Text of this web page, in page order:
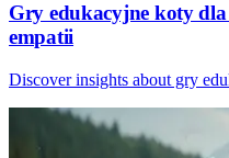
Gry edukacyjne koty
empatii
Discover insights about gry